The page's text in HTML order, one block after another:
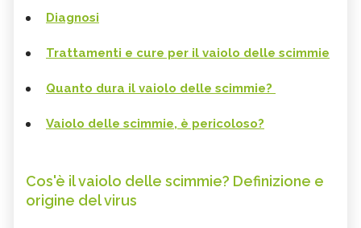
Diagnosi
Trattamenti e cure per il vaiolo delle scimmie
Quanto dura il vaiolo delle scimmie?
Vaiolo delle scimmie, è pericoloso?
Cos'è il vaiolo delle scimmie? Definizione e
origine del virus